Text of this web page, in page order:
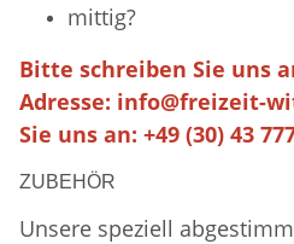
mittig?
Bitte schreiben Sie uns
Adresse: info@freizeit-
Sie uns an: +49 (30) 43
ZUBEHÖR
Unsere speziell